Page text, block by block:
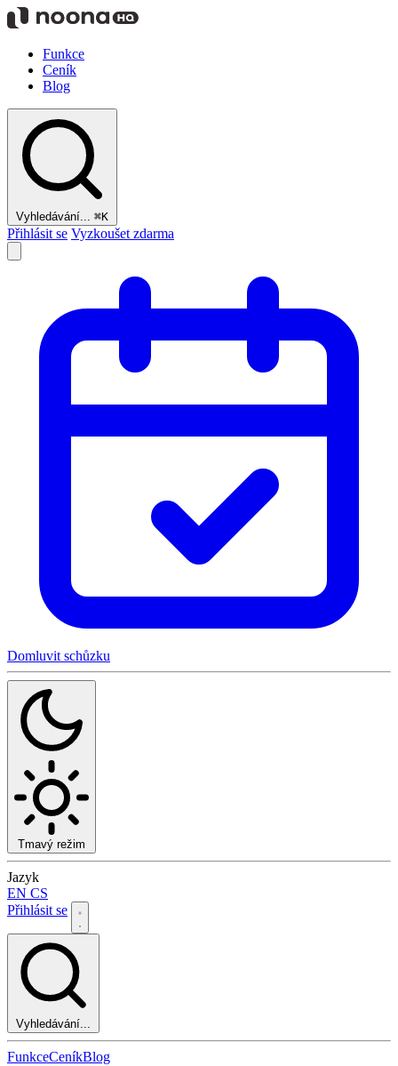
Funkce
Ceník
Blog
Vyhledávání... ⌘K
Přihlásit se Vyzkoušet zdarma
Domluvit schůzku
Tmavý režim
Jazyk
EN CS
Přihlásit se
Vyhledávání...
FunkceCeníkBlog